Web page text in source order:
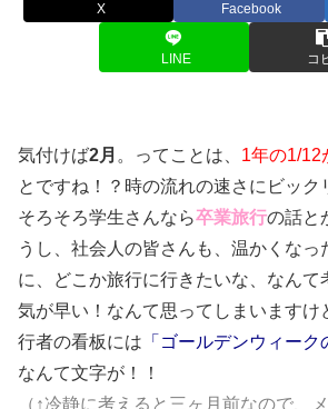
X Facebook
LINE コ
気付けば2月 。ってことは、 1年の1/12
とですね！？時の流れの速さにビック
そろそろ学生さんなら卒業旅行の話と
うし、社会人の皆さんも、温かくなっ
に、どこか旅行に行きたいな、なんて
気が早い！なんて思ってしまいますけ
行者の看板には 「ゴールデンウィーク
なんて文字が！！
（↑冷静に考えると三ヶ月前なので、